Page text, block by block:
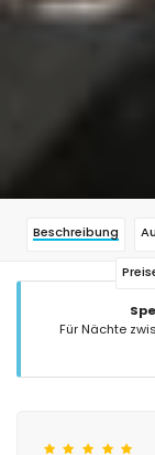
Beschreibung
Für Nächte